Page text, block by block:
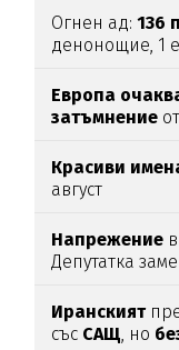
Огнен ад:136
денонощие, 1 е
Европа
затъмнение
Красиви
август
Напрежение
Депутатка
Иранският
със САЩ , но